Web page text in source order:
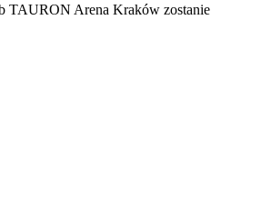
TAURON Arena Kraków zostanie